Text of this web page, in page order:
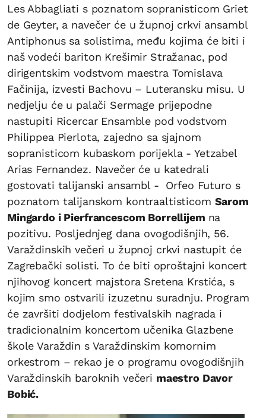
Les Abbagliati s poznatom sopranisticom Griet
de Geyter, a navečer će u župnoj crkvi ansambl
Antiphonus sa solistima, među kojima će biti i
naš vodeći bariton Krešimir Stražanac, pod
dirigentskim vodstvom maestra Tomislava
Fačinija, izvesti Bachovu – Luteransku misu. U
nedjelju će u palači Sermage prijepodne
nastupiti Ricercar Ensamble pod vodstvom
Philippea Pierlota, zajedno sa sjajnom
sopranisticom kubaskom porijekla - Yetzabel
Arias Fernandez. Navečer će u katedrali
gostovati talijanski ansambl - Orfeo Futuro s
poznatom talijanskom kontraaltisticom Sarom
Mingardo i Pierfrancescom Borrellijem na
pozitivu. Posljednjeg dana ovogodišnjih, 56.
Varaždinskih večeri u župnoj crkvi nastupit će
Zagrebački solisti. To će biti oproštajni koncert
njihovog koncert majstora Sretena Krstića, s
kojim smo ostvarili izuzetnu suradnju. Program
će završiti dodjelom festivalskih nagrada i
tradicionalnim koncertom učenika Glazbene
škole Varaždin s Varaždinskim komornim
orkestrom – rekao je o programu ovogodišnjih
Varaždinskih baroknih večeri maestro Davor
Bobić.